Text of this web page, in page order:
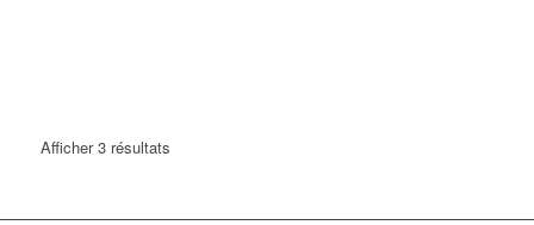
Afficher 3 résultats